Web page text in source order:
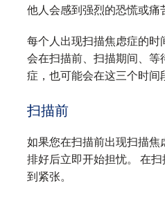
他人会感到强烈的恐慌或痛
每个人出现扫描焦虑症的时
会在扫描前、扫描期间、等
症，也可能会在这三个时间
扫描前
如果您在扫描前出现扫描
排好后立即开始担忧。 在
到紧张。